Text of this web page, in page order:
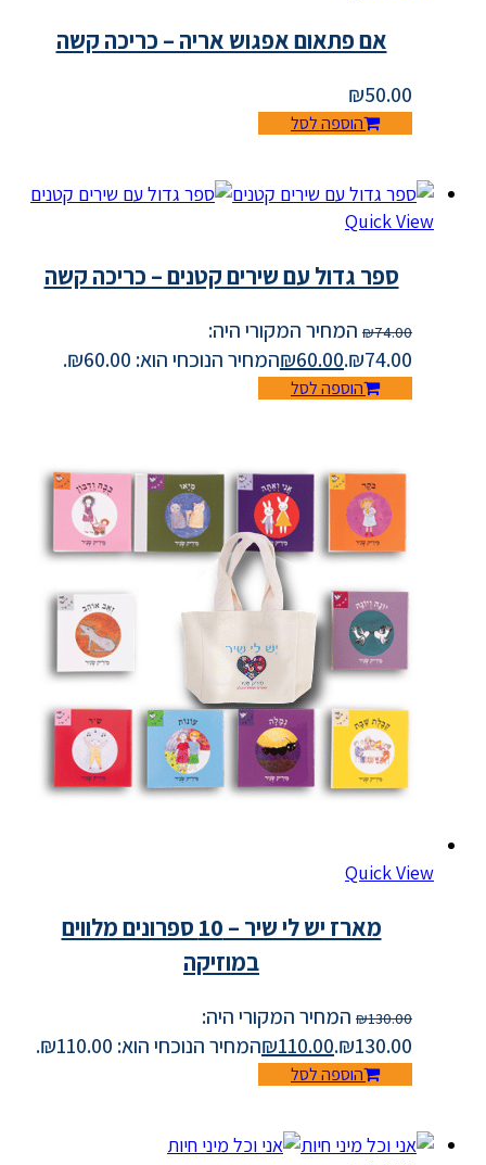
אם פתאום אפגוש אריה – כריכה קשה
₪50.00
הוספה לסל
Quick View
ספר גדול עם שירים קטנים – כריכה קשה
₪74.00
המחיר המקורי היה:
₪74.00.
₪60.00 המחיר הנוכחי הוא: ₪60.00.
הוספה לסל
Quick View
מארז יש לי שיר – 10 ספרונים מלווים
במוזיקה
₪130.00
המחיר המקורי היה:
₪130.00.
₪110.00 המחיר הנוכחי הוא: ₪110.00.
הוספה לסל